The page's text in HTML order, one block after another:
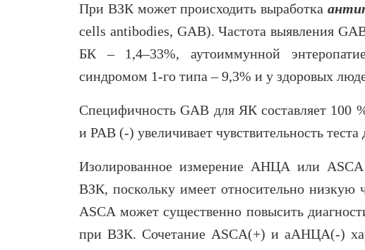
При ВЗК может происходить выработка
cells antibodies, GAB). Частота выявления
БК – 1,4–33%, аутоиммунной
синдромом 1-го типа – 9,3% и у здоровых
Специфичность GAB для ЯК составляет
и PAB (-) увеличивает чувствительность теста
Изолированное измерение АНЦА или ASCA
ВЗК, поскольку имеет относительно низкую
ASCA может существенно повысить
при ВЗК. Сочетание ASCA(+) и аАНЦА(-)